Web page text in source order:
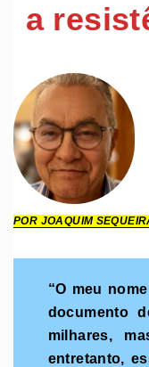
a
POR JOAQUIM
“O meu
documento
milhares,
entretanto,